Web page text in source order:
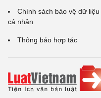
Chính sách bảo vệ dữ liệu
cá nhân
Thông báo hợp tác